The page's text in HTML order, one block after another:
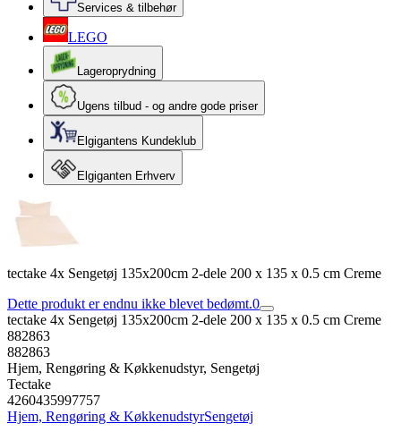
Services & tilbehør
LEGO
Lageroprydning
Ugens tilbud - og andre gode priser
Elgigantens Kundeklub
Elgiganten Erhverv
tectake 4x Sengetøj 135x200cm 2-dele 200 x 135 x 0.5 cm Creme
Dette produkt er endnu ikke blevet bedømt.0
tectake 4x Sengetøj 135x200cm 2-dele 200 x 135 x 0.5 cm Creme
882863
882863
Hjem, Rengøring & Køkkenudstyr, Sengetøj
Tectake
4260435997757
Hjem, Rengøring & KøkkenudstyrSengetøj